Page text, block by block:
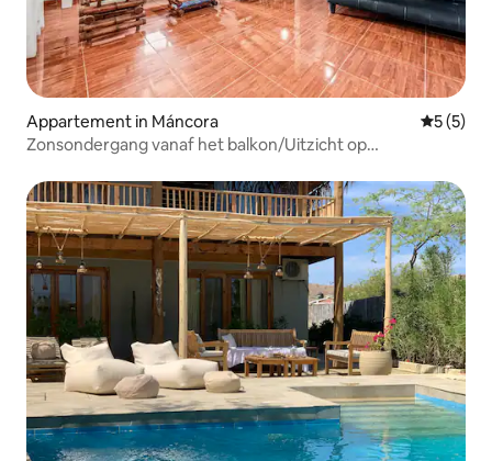
Appartement in Máncora
5 (5)
Zonsondergang vanaf het balkon/Uitzicht op